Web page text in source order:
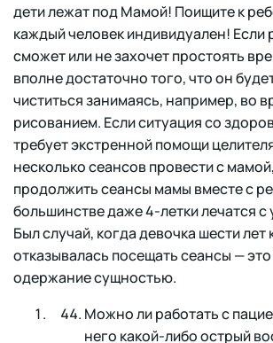
дети лежат под Мамой! Поищите к
каждый человек индивидуален! Если
сможет или не захочет простоять
вполне достаточно того, что он
чиститься занимаясь, например, во
рисованием. Если ситуация со
требует экстренной помощи
несколько сеансов провести с
продолжить сеансы мамы вместе с
большинстве даже 4-летки лечатся с
Был случай, когда девочка шести лет
отказывалась посещать сеансы —
одержание сущностью.
Можно ли работать с
него какой-либо острый